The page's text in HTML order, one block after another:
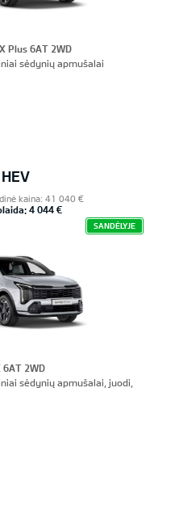
Plus 6AT 2WD
sėdynių apmušalai
kaina: 41 040 €
4 044 €
SANDĖLYJE
6AT 2WD
sėdynių apmušalai, juodi,